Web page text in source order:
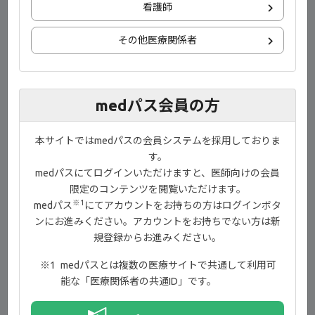
ダウンロード
ご監修
慶應義塾大学医学部
リウマチ・膠原病内科 教授
看護師
その他医療関係者
medパス会員の方
本サイトではmedパスの会員システムを採用しておりま
す。
medパスにてログインいただけますと、医師向けの会員
限定のコンテンツを閲覧いただけます。
medパス※1 にてアカウントをお持ちの方はログインボタ
ンにお進みください。アカウントをお持ちでない方は新
規登録からお進みください。
medパスとは複数の医療サイトで共通して利用可
能な「医療関係者の共通ID」です。